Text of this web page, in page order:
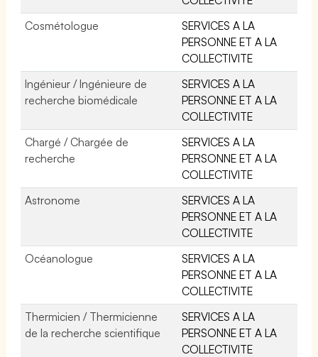
Cosmétologue
SERVICES A LA
PERSONNE ET A LA
COLLECTIVITE
Ingénieur / Ingénieure de
recherche biomédicale
SERVICES A LA
PERSONNE ET A LA
COLLECTIVITE
Chargé / Chargée de
recherche
SERVICES A LA
PERSONNE ET A LA
COLLECTIVITE
Astronome
SERVICES A LA
PERSONNE ET A LA
COLLECTIVITE
Océanologue
SERVICES A LA
PERSONNE ET A LA
COLLECTIVITE
Thermicien / Thermicienne
de la recherche scientifique
SERVICES A LA
PERSONNE ET A LA
COLLECTIVITE